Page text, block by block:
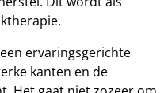
ervaringsgerichte
kanten en de